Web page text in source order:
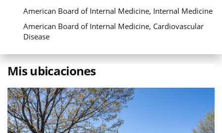
American Board of Internal Medicine, Internal Medicine
American Board of Internal Medicine, Cardiovascular
Disease
Mis ubicaciones